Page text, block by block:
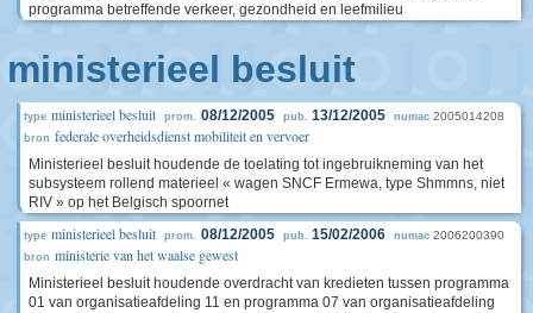
programma betreffende verkeer, gezondheid en leefmilieu
ministerieel besluit
type ministerieel besluit prom. 08/12/2005 pub. 13/12/2005 numac 2005014208
bron federale overheidsdienst mobiliteit en vervoer
Ministerieel besluit houdende de toelating tot ingebruikneming van het
subsysteem rollend materieel « wagen SNCF Ermewa, type Shmmns, niet
RIV » op het Belgisch spoornet
type ministerieel besluit prom. 08/12/2005 pub. 15/02/2006 numac 2006200390
bron ministerie van het waalse gewest
Ministerieel besluit houdende overdracht van kredieten tussen programma
01 van organisatieafdeling 11 en programma 07 van organisatieafdeling